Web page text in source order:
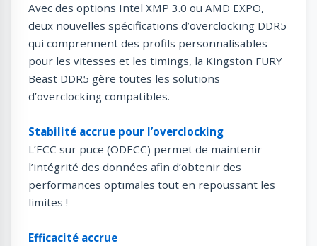
Avec des options Intel XMP 3.0 ou AMD EXPO,
deux nouvelles spécifications d’overclocking DDR5
qui comprennent des profils personnalisables
pour les vitesses et les timings, la Kingston FURY
Beast DDR5 gère toutes les solutions
d’overclocking compatibles.
Stabilité accrue pour l’overclocking
L’ECC sur puce (ODECC) permet de maintenir
l’intégrité des données afin d’obtenir des
performances optimales tout en repoussant les
limites !
Efficacité accrue